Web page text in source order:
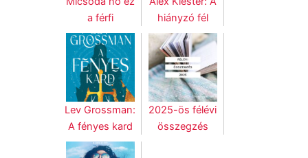
a férfi
hiányzó fél
Lev Grossman:
A fényes kard
2025-ös félévi
összegzés